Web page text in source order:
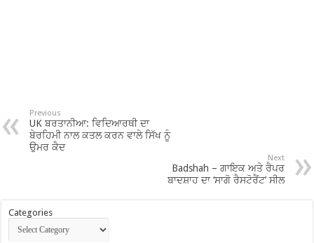
Previous
UK ਬਰਤਾਨੀਆ: ਵਿਦਿਆਰਥੀ ਦਾ
ਬੇਰਹਿਮੀ ਨਾਲ ਕਤਲ ਕਰਨ ਵਾਲੇ ਸਿੱਖ ਨੂੰ
ਉਮਰ ਕੈਦ
Next
Badshah – ਗਾਇਕ ਅਤੇ ਰੈਪਰ
ਬਾਦਸ਼ਾਹ ਦਾ ‘ਸਾਗੋ ਰੈਸਟੋਰੈਂਟ’ ਸੀਲ
Categories